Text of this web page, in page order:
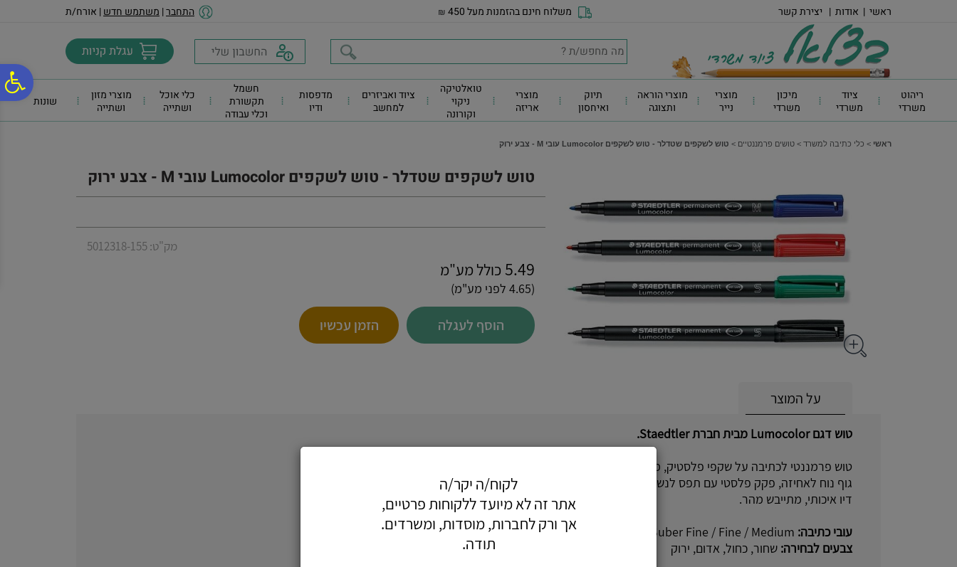
נגישות
אתר
המרכזי
ראשי | אודות | יצירת קשר משלוח חינם בהזמנות מעל 450 ₪ התחבר| משתמש חדש| אורח/ת
ריהוט
משרדי
ציוד
משרדי
מיכון
משרדי
מוצרי
נייר
מוצרי הוראה
ותצוגה
תיוק
ואיחסון
מוצרי
אריזה
טואלטיקה
ניקוי
וקורונה
ציוד ואביזרים
למחשב
מדפסות
ודיו
חשמל
תקשורת
וכלי עבודה
כלי אוכל
ושתייה
מוצרי מזון
ושתייה
שונות
ראשי > כלי כתיבה למשרד > טושים פרמננטיים > טוש לשקפים שטדלר - טוש לשקפים Lumocolor עובי M - צבע ירוק
טוש לשקפים שטדלר - טוש לשקפים Lumocolor עובי M - צבע ירוק
מק"ט: 5012318-155
5.49 כולל מע"מ
(4.65 לפני מע"מ)
הוסף לעגלה הזמן עכשיו
על המוצר
טוש דגם Lumocolor מבית חברת Staedtler.
טוש פרמננטי לכתיבה על שקפי פלסטיק, מתאים לכתיבה על משטחים רבים אחרים.
גוף נוח לאחיזה, פקק פלסטי עם תפס לנשיאה נוחה בבגד.
דיו איכותי, מתייבש מהר.
עובי כתיבה: Suber Fine / Fine / Medium
צבעים לבחירה: שחור, כחול, אדום, ירוק
לקוח/ה יקר/ה
אתר זה לא מיועד ללקוחות פרטיים,
אך ורק לחברות, מוסדות, ומשרדים.
תודה.